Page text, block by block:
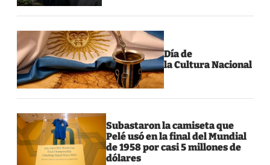
Día de
la Cultura Nacional
Subastaron la camiseta que
Pelé usó en la final del Mundial
de 1958 por casi 5 millones de
dólares